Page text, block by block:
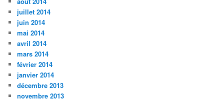
juillet 2014
juin 2014
mai 2014
avril 2014
mars 2014
février 2014
janvier 2014
décembre 2013
novembre 2013